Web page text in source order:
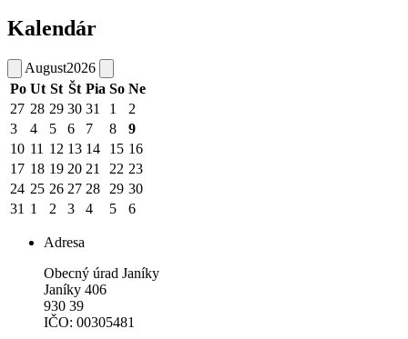
Kalendár
August2026
Po Ut St Št Pia So Ne
27 28 29 30 31 1
2
3
4 5 6 7 8
9
10 11 12 13 14 15 16
17 18 19 20 21 22 23
24 25 26 27 28 29 30
31 1 2 3 4 5 6
Adresa
Obecný úrad Janíky
Janíky 406
930 39
IČO: 00305481